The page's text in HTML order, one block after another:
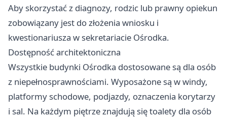
Aby skorzystać z diagnozy, rodzic lub prawny opiekun
zobowiązany jest do złożenia wniosku i
kwestionariusza w sekretariacie Ośrodka.
Dostępność architektoniczna
Wszystkie budynki Ośrodka dostosowane są dla osób
z niepełnosprawnościami. Wyposażone są w windy,
platformy schodowe, podjazdy, oznaczenia korytarzy
i sal. Na każdym piętrze znajdują się toalety dla osób